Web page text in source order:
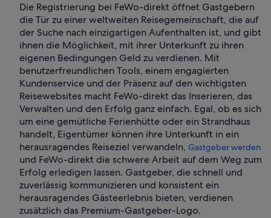
Die Registrierung bei FeWo-direkt öffnet Gastgebern
die Tür zu einer weltweiten Reisegemeinschaft, die auf
der Suche nach einzigartigen Aufenthalten ist, und gibt
ihnen die Möglichkeit, mit ihrer Unterkunft zu ihren
eigenen Bedingungen Geld zu verdienen. Mit
benutzerfreundlichen Tools, einem engagierten
Kundenservice und der Präsenz auf den wichtigsten
Reisewebsites macht FeWo-direkt das Inserieren, das
Verwalten und den Erfolg ganz einfach. Egal, ob es sich
um eine gemütliche Ferienhütte oder ein Strandhaus
handelt, Eigentümer können ihre Unterkunft in ein
herausragendes Reiseziel verwandeln, Gastgeber werden
und FeWo-direkt die schwere Arbeit auf dem Weg zum
Erfolg erledigen lassen. Gastgeber, die schnell und
zuverlässig kommunizieren und konsistent ein
herausragendes Gästeerlebnis bieten, verdienen
zusätzlich das Premium-Gastgeber-Logo.